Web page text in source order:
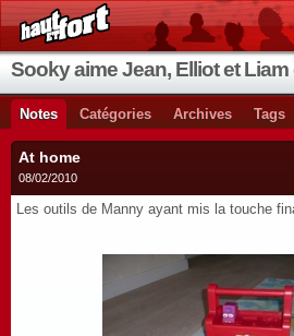
Notes Catégories Archives Tags
At home
08/02/2010
Les outils de Manny ayant mis la touche